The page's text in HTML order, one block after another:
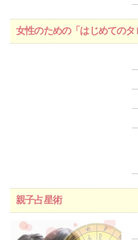
女性のための「はじめてのタ
親子占星術